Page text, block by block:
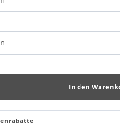
In den